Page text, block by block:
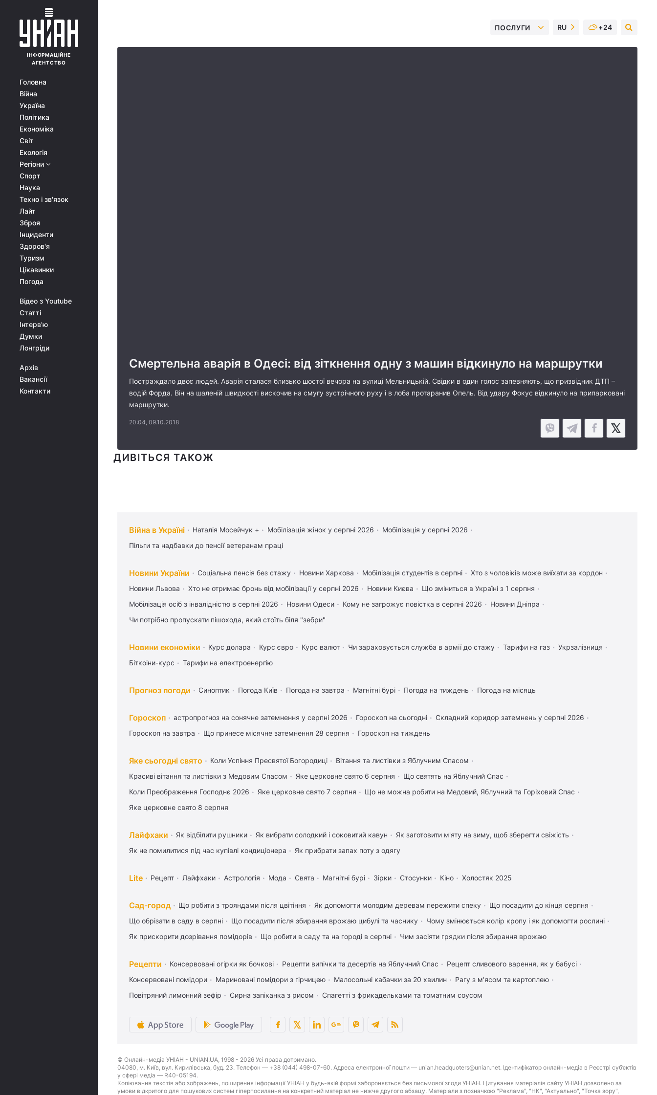
ІНФОРМАЦІЙНЕ
АГЕНТСТВО
Головна
Війна
Україна
Політика
Економіка
Світ
Екологія
Регіони
Спорт
Наука
Техно і зв'язок
Лайт
Зброя
Інциденти
Здоров'я
Туризм
Цікавинки
Погода
Відео з Youtube
Статті
Інтерв'ю
Думки
Лонгріди
Архів
Вакансії
Контакти
ПОСЛУГИ RU +24
Смертельна аварія в Одесі: від зіткнення одну з машин відкинуло на маршрутки
Постраждало двоє людей. Аварія сталася близько шостої вечора на вулиці Мельницькій. Свідки в один голос запевняють, що призвідник ДТП –
водій Форда. Він на шаленій швидкості вискочив на смугу зустрічного руху і в лоба протаранив Опель. Від удару Фокус відкинуло на припарковані
маршрутки.
20:04, 09.10.2018
ДИВІТЬСЯ ТАКОЖ
Війна в Україні Наталія Мосейчук + Мобілізація жінок у серпні 2026
Мобілізація у серпні 2026
Пільги та надбавки до пенсії ветеранам праці
Новини України Соціальна пенсія без стажу Новини Харкова Мобілізація студентів в серпні
Хто з чоловіків може виїхати за кордон
Новини Львова
Хто не отримає бронь від мобілізації у серпні 2026 Новини Києва
Що зміниться в Україні з 1 серпня
Мобілізація осіб з інвалідністю в серпні 2026
Новини Одеси Кому не загрожує повістка в серпні 2026
Новини Дніпра
Чи потрібно пропускати пішохода, який стоїть біля "зебри"
Новини економіки Курс долара Курс євро Курс валют Чи зараховується служба в армії до стажу Тарифи на газ
Укрзалізниця
Біткоіни-курс
Тарифи на електроенергію
Прогноз погоди Синоптик Погода Київ Погода на завтра Магнітні бурі Погода на тиждень Погода на місяць
Гороскоп астропрогноз на сонячне затемнення у серпні 2026 Гороскоп на сьогодні
Складний коридор затемнень у серпні 2026
Гороскоп на завтра
Що принесе місячне затемнення 28 серпня Гороскоп на тиждень
Яке сьогодні свято Коли Успіння Пресвятої Богородиці
Вітання та листівки з Яблучним Спасом
Красиві вітання та листівки з Медовим Спасом
Яке церковне свято 6 серпня
Що святять на Яблучний Спас
Коли Преображення Господнє 2026
Яке церковне свято 7 серпня
Що не можна робити на Медовий, Яблучний та Горіховий Спас
Яке церковне свято 8 серпня
Лайфхаки Як відбілити рушники Як вибрати солодкий і соковитий кавун
Як заготовити м'яту на зиму, щоб зберегти свіжість
Як не помилитися під час купівлі кондиціонера
Як прибрати запах поту з одягу
Lite Рецепт Лайфхаки Астрологія Мода Свята Магнітні бурі Зірки Стосунки Кіно Холостяк 2025
Сад-город Що робити з трояндами після цвітіння Як допомогти молодим деревам пережити спеку
Що посадити до кінця серпня
Що обрізати в саду в серпні
Що посадити після збирання врожаю цибулі та часнику
Чому змінюється колір кропу і як допомогти рослині
Як прискорити дозрівання помідорів
Що робити в саду та на городі в серпні Чим засіяти грядки після збирання врожаю
Рецепти Консервовані огірки як бочкові Рецепти випічки та десертів на Яблучний Спас
Рецепт сливового варення, як у бабусі
Консервовані помідори
Мариновані помідори з гірчицею Малосольні кабачки за 20 хвилин
Рагу з м'ясом та картоплею
Повітряний лимонний зефір
Сирна запіканка з рисом Спагетті з фрикадельками та томатним соусом
© Онлайн-медіа УНІАН - UNIAN.UA, 1998 - 2026 Усі права дотримано.
04080, м. Київ, вул. Кирилівська, буд. 23. Телефон — +38 (044) 498-07-60. Адреса електронної пошти — unian.headquoters@unian.net. Ідентифікатор онлайн-медіа в Реєстрі суб’єктів
у сфері медіа — R40-05194.
Копіювання текстів або зображень, поширення інформації УНІАН у будь-якій формі забороняється без письмової згоди УНІАН. Цитування матеріалів сайту УНІАН дозволено за
умови відкритого для пошукових систем гіперпосилання на конкретний матеріал не нижче другого абзацу. Матеріали з позначкою "Реклама", "НК", "Актуально", "Точка зору",